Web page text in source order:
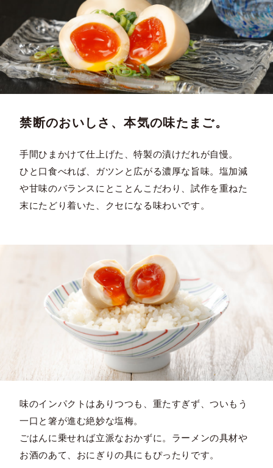
禁断のおいしさ、本気の味たまご。
手間ひまかけて仕上げた、特製の漬けだれが自慢。
ひと口食べれば、ガツンと広がる濃厚な旨味。塩加減
や甘味のバランスにとことんこだわり、試作を重ねた
末にたどり着いた、クセになる味わいです。
味のインパクトはありつつも、重たすぎず、ついもう
一口と箸が進む絶妙な塩梅。
ごはんに乗せれば立派なおかずに。ラーメンの具材や
お酒のあて、おにぎりの具にもぴったりです。